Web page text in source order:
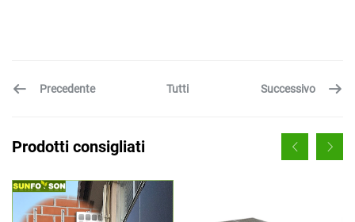
Precedente Tutti Successivo
Prodotti consigliati